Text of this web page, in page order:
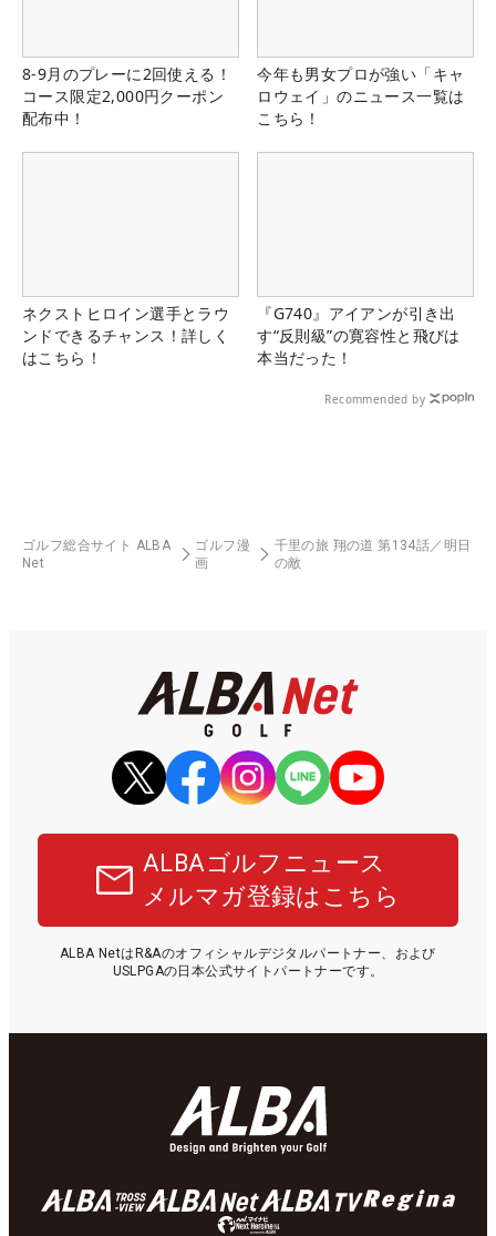
8-9月のプレーに2回使える！
コース限定2,000円クーポン
配布中！
今年も男女プロが強い「キャ
ロウェイ」のニュース一覧は
こちら！
ネクストヒロイン選手とラウ
ンドできるチャンス！詳しく
はこちら！
『G740』アイアンが引き出
す“反則級”の寛容性と飛びは
本当だった！
Recommended by
ゴルフ総合サイト ALBA
Net
ゴルフ漫
画
千里の旅 翔の道 第134話／明日
の敵
ALBAゴルフニュース
メルマガ登録はこちら
ALBA NetはR&Aのオフィシャルデジタルパートナー、および
USLPGAの日本公式サイトパートナーです。